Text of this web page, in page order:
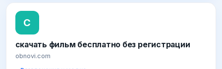
С
скачать фильм бесплатно без регистрации
obnovi.com